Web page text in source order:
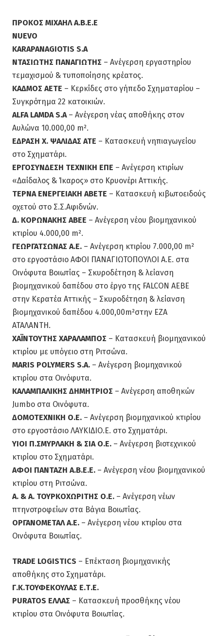
ΠΡΟΚΟΣ ΜΙΧΑΗΛ Α.Β.Ε.Ε
NUEVO
KARAPANAGIOTIS S.A
ΝΤΑΣΙΩΤΗΣ ΠΑΝΑΓΙΩΤΗΣ – Ανέγερση εργαστηρίου
τεμαχισμού & τυποποίησης κρέατος.
ΚΑΔΜΟΣ ΑΕΤΕ – Κερκίδες στο γήπεδο Σχηματαρίου –
Συγκρότημα 22 κατοικιών.
ALFA LAMDA S.A– Ανέγερση νέας αποθήκης στον
Αυλώνα 10.000,00 m².
ΕΔΡΑΣΗ Χ. ΨΑΛΙΔΑΣ ΑΤΕ – Κατασκευή νηπιαγωγείου
στο Σχηματάρι.
ΕΡΓΟΣΥΝΔΕΣΗ ΤΕΧΝΙΚΗ ΕΠΕ – Ανέγερση κτιρίων
«Δαίδαλος & Ίκαρος» στο Κρυονέρι Αττικής.
ΤΕΡΝΑ ΕΝΕΡΓΕΙΑΚΗ ΑΒΕΤΕ – Κατασκευή κιβωτοειδούς
οχετού στο Σ.Σ.Αφιδνών.
Δ. ΚΟΡΩΝΑΚΗΣ ΑΒΕΕ – Ανέγερση νέου βιομηχανικού
κτιρίου 4.000,00 m².
ΓΕΩΡΓΑΤΣΩΝΑΣ Α.Ε. – Ανέγερση κτιρίου 7.000,00 m²
στο εργοστάσιο ΑΦΟΙ ΠΑΝΑΓΙΩΤΟΠΟΥΛΟΙ Α.Ε. στα
Οινόφυτα Βοιωτίας – Σκυροδέτηση & λείανση
βιομηχανικού δαπέδου στο έργο της FALCON AEBE
στην Κερατέα Αττικής – Σκυροδέτηση & λείανση
βιομηχανικού δαπέδου 4.000,00m²στην ΕΖΑ
ΑΤΑΛΑΝΤΗ.
ΧΑΪΝΤΟΥΤΗΣ ΧΑΡΑΛΑΜΠΟΣ – Κατασκευή βιομηχανικού
κτιρίου με υπόγειο στη Ριτσώνα.
MARIS POLYMERS S.A. – Ανέγερση βιομηχανικού
κτιρίου στα Οινόφυτα.
ΚΑΛΑΜΠΑΛΙΚΗΣ ΔΗΜΗΤΡΙΟΣ – Ανέγερση αποθηκών
Jumbo στα Οινόφυτα.
ΔΟΜΟΤΕΧΝΙΚΗ Ο.Ε. – Ανέγερση βιομηχανικού κτιρίου
στο εργοστάσιο ΛΑΥΚΙΔΙΟ.Ε. στο Σχηματάρι.
ΥΙΟΙ Π.ΣΜΥΡΛΑΚΗ & ΣΙΑ Ο.Ε. – Ανέγερση βιοτεχνικού
κτιρίου στο Σχηματάρι.
ΑΦΟΙ ΠΑΝΤΑΖΗ Α.Β.Ε.Ε. – Ανέγερση νέου βιομηχανικού
κτιρίου στη Ριτσώνα.
Α. & Α. ΤΟΥΡΚΟΧΩΡΙΤΗΣ Ο.Ε. – Ανέγερση νέων
πτηνοτροφείων στα Βάγια Βοιωτίας.
ΟΡΓΑΝΟΜΕΤΑΛ Α.Ε. – Ανέγερση νέου κτιρίου στα
Οινόφυτα Βοιωτίας.
TRADE LOGISTICS – Επέκταση βιομηχανικής
αποθήκης στο Σχηματάρι.
Γ.Κ.ΤΟΥΦΕΚΟΥΛΑΣ Ε.Τ.Ε.
PURATOS ΕΛΛΑΣ – Κατασκευή προσθήκης νέου
κτιρίου στα Οινόφυτα Βοιωτίας.